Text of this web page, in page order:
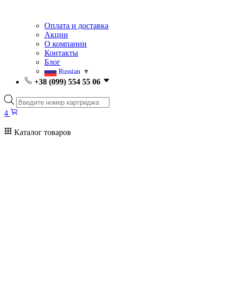
Оплата и доставка
Акции
О компании
Контакты
Блог
Russian ▼
+38 (099) 554 55 06
Поиск
товаров
4
Каталог товаров